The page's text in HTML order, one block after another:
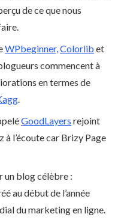
de ce que nous
WPbeginner,Colorlib et
commencent à
en termes de
.
GoodLayers rejoint
l’écoute car Brizy Page
un blog célèbre :
au début de l’année
du marketing en ligne.